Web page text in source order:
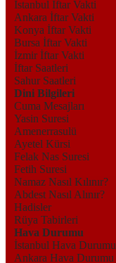
İstanbul İftar Vakti
Ankara İftar Vakti
Konya İftar Vakti
Bursa İftar Vakti
İzmir İftar Vakti
İftar Saatleri
Sahur Saatleri
Dini Bilgileri
Cuma Mesajları
Yasin Suresi
Amenerrasulü
Ayetel Kürsi
Felak Nas Suresi
Fetih Suresi
Namaz Nasıl Kılınır?
Abdest Nasıl Alınır?
Hadisler
Rüya Tabirleri
Hava Durumu
İstanbul Hava Durumu
Ankara Hava Durumu